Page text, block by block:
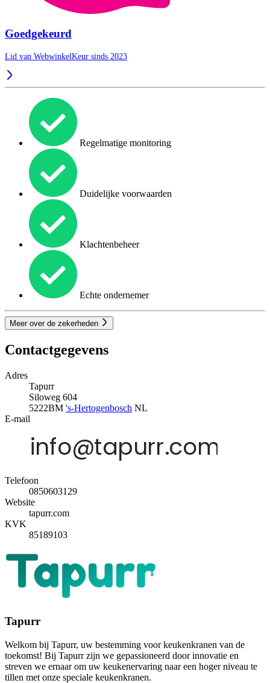
Goedgekeurd
Lid van WebwinkelKeur sinds 2023
Regelmatige monitoring
Duidelijke voorwaarden
Klachtenbeheer
Echte ondernemer
Meer over de zekerheden
Contactgegevens
Adres
Tapurr
Siloweg 604
5222BM 's-Hertogenbosch NL
E-mail
Telefoon
0850603129
Website
tapurr.com
KVK
85189103
Tapurr
Welkom bij Tapurr, uw bestemming voor keukenkranen van de
toekomst! Bij Tapurr zijn we gepassioneerd door innovatie en
streven we ernaar om uw keukenervaring naar een hoger niveau te
tillen met onze speciale keukenkranen.